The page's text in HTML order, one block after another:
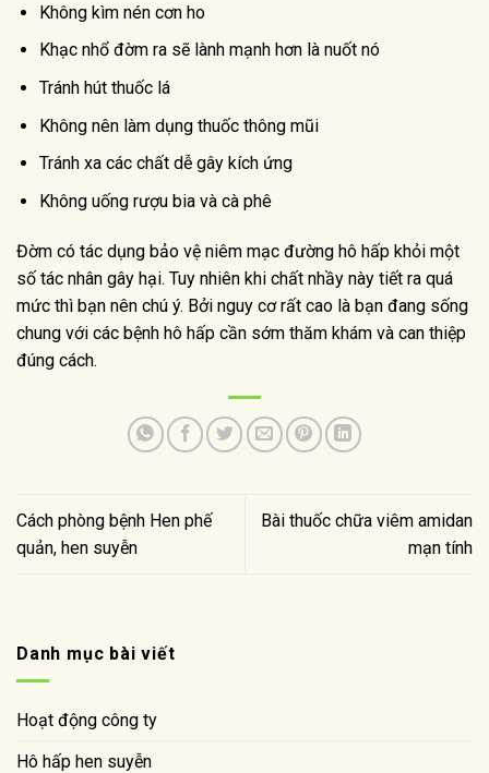
Không kìm nén cơn ho
Khạc nhổ đờm ra sẽ lành mạnh hơn là nuốt nó
Tránh hút thuốc lá
Không nên làm dụng thuốc thông mũi
Tránh xa các chất dễ gây kích ứng
Không uống rượu bia và cà phê
Đờm có tác dụng bảo vệ niêm mạc đường hô hấp khỏi một
số tác nhân gây hại. Tuy nhiên khi chất nhầy này tiết ra quá
mức thì bạn nên chú ý. Bởi nguy cơ rất cao là bạn đang sống
chung với các bệnh hô hấp cần sớm thăm khám và can thiệp
đúng cách.
Cách phòng bệnh Hen phế
quản, hen suyễn
Bài thuốc chữa viêm amidan
mạn tính
Danh mục bài viết
Hoạt động công ty
Hô hấp hen suyễn